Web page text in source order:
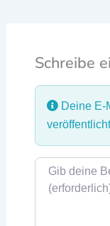
Schreibe
Deine E-
Rezensionstext